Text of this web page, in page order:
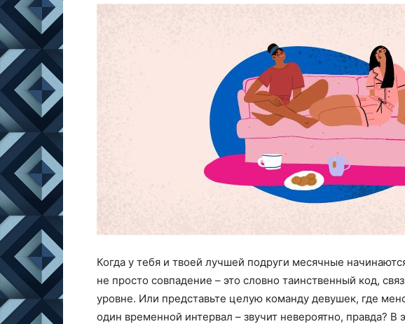
Когда у тебя и твоей лучшей подруги месячные
не просто совпадение – это словно таинственный код,
уровне. Или представьте целую команду девушек, где
один временной интервал – звучит невероятно, правда? В